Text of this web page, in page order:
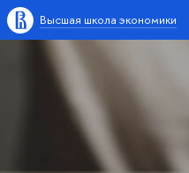
Высшая школа экономики